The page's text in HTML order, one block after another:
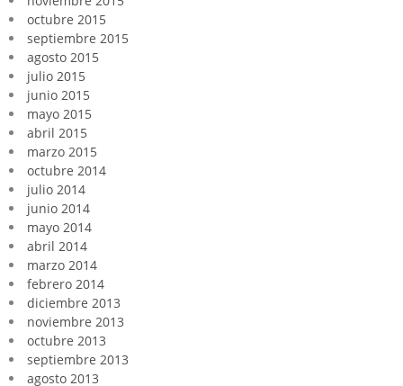
octubre 2015
septiembre 2015
agosto 2015
julio 2015
junio 2015
mayo 2015
abril 2015
marzo 2015
octubre 2014
julio 2014
junio 2014
mayo 2014
abril 2014
marzo 2014
febrero 2014
diciembre 2013
noviembre 2013
octubre 2013
septiembre 2013
agosto 2013